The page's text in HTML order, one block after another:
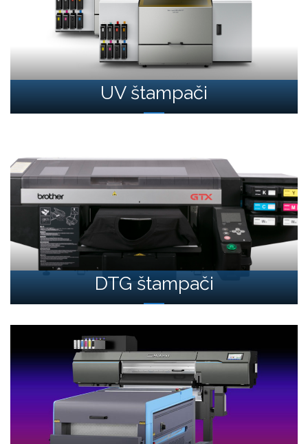
UV štampači
DTG štampači